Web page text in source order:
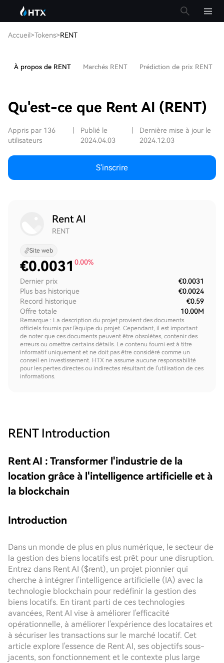
Accueil>Tokens>RENT
À propos de RENT Marchés RENT Prédiction de prix RENT
Qu'est-ce que Rent AI (RENT)
Appris par 136
utilisateurs
Publié le
2024.04.03
Dernière mise à jour le
2024.12.03
S'inscrire
Rent AI
RENT
Site web
€0.0031 0.00%
Dernier prix
€0.0031
Plus bas historique
€0.0024
Record historique
€0.59
Offre totale
10.00M
Remarque : La description du projet provient des documents
officiels fournis par l'équipe du projet. Cependant, il est important
de noter que ces documents peuvent être obsolètes, contenir des
erreurs ou omettre certains détails. Le contenu fourni est à titre
informatif uniquement et ne doit pas être considéré comme un
conseil en investissement. HTX ne assume aucune responsabilité
pour les pertes directes ou indirectes résultant de l'utilisation de ces
informations.
RENT Introduction
Rent AI : Transformer l'industrie de la
location grâce à l'intelligence artificielle et à
la blockchain
Introduction
Dans un monde de plus en plus numérique, le secteur de
la gestion des biens locatifs est prêt pour une disruption.
Entrez dans Rent AI ($rent), un projet pionnier qui
cherche à intégrer l'intelligence artificielle (IA) avec la
technologie blockchain pour redéfinir la gestion des
biens locatifs. En tirant parti de ces technologies
avancées, Rent AI vise à améliorer l'efficacité
opérationnelle, à améliorer l'expérience des locataires et
à sécuriser les transactions sur le marché locatif. Cet
article explore l'essence de Rent AI, ses objectifs sous-
jacents, son fonctionnement et le contexte plus large